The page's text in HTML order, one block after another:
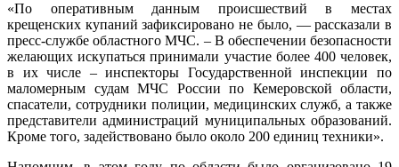
«По оперативным данным происшествий в местах
крещенских купаний зафиксировано не было, — рассказали в
пресс-службе областного МЧС. – В обеспечении безопасности
желающих искупаться принимали участие более 400 человек,
в их числе – инспекторы Государственной инспекции по
маломерным судам МЧС России по Кемеровской области,
спасатели, сотрудники полиции, медицинских служб, а также
представители администраций муниципальных образований.
Кроме того, задействовано было около 200 единиц техники».